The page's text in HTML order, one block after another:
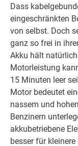
Dass
eingeschränkten
von selbst. Doch
ganz so frei in
Akku hält
Motorleistung
15 Minuten leer
Motor bedeutet
nassem und
Benzinern
akkubetriebene
besser für